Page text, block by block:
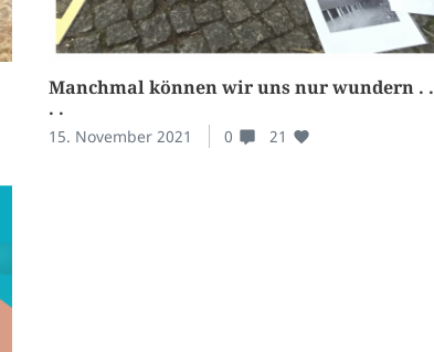
Manchmal können wir uns nur wundern . .
. .
15. November 2021 0 21